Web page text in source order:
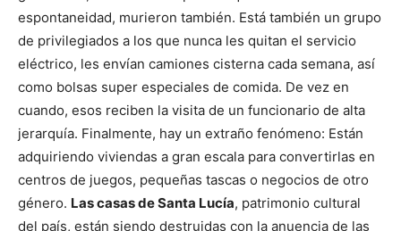
espontaneidad, murieron también. Está también un grupo
de privilegiados a los que nunca les quitan el servicio
eléctrico, les envían camiones cisterna cada semana, así
como bolsas super especiales de comida. De vez en
cuando, esos reciben la visita de un funcionario de alta
jerarquía. Finalmente, hay un extraño fenómeno: Están
adquiriendo viviendas a gran escala para convertirlas en
centros de juegos, pequeñas tascas o negocios de otro
género. Las casas de Santa Lucía, patrimonio cultural
del país, están siendo destruidas con la anuencia de las